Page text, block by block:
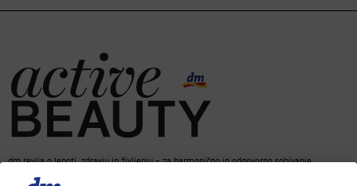
dm revija o lepoti, zdravju in življenju – za harmonično in odgovorno sobivanje.